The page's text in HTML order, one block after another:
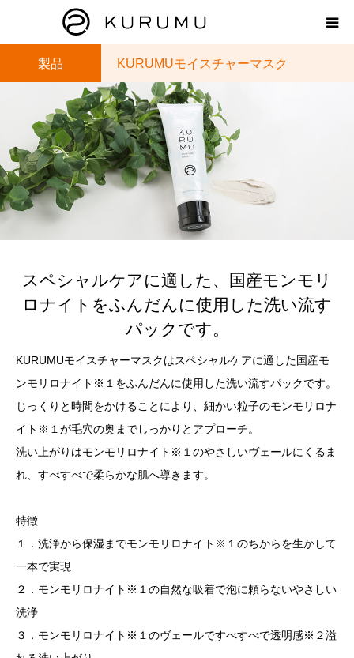
製品 KURUMUモイスチャーマスク
スペシャルケアに適した、国産モンモリ
ロナイトをふんだんに使用した洗い流す
パックです。
KURUMUモイスチャーマスクはスペシャルケアに適した国産モ
ンモリロナイト※１をふんだんに使用した洗い流すパックです。
じっくりと時間をかけることにより、細かい粒子のモンモリロナ
イト※１が毛穴の奥までしっかりとアプローチ。
洗い上がりはモンモリロナイト※１のやさしいヴェールにくるま
れ、すべすべで柔らかな肌へ導きます。
特徴
１．洗浄から保湿までモンモリロナイト※１のちからを生かして
一本で実現
２．モンモリロナイト※１の自然な吸着で泡に頼らないやさしい
洗浄
３．モンモリロナイト※１のヴェールですべすべで透明感※２溢
HOME
ABOUT
プロダクト
モンモリロナイトラボ
えどがわ楽市